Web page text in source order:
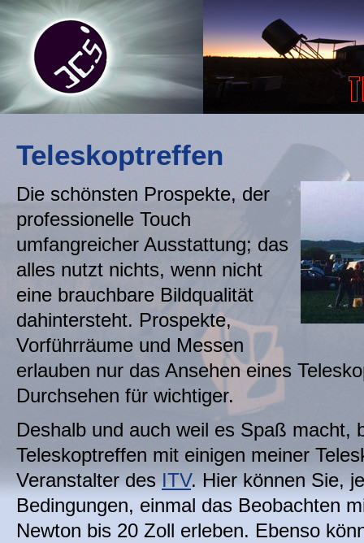
Teleskoptreffen
Die schönsten Prospekte, der
professionelle Touch
umfangreicher Ausstattung; das
alles nutzt nichts, wenn nicht
eine brauchbare Bildqualität
dahintersteht. Prospekte,
Vorführräume und Messen
erlauben nur das Ansehen eines
Durchsehen für wichtiger.
Deshalb und auch weil es Spaß macht,
Teleskoptreffen mit einigen meiner
Veranstalter desITV. Hier können Sie,
Bedingungen, einmal das Beobachten
Newton bis 20 Zoll erleben. Ebenso